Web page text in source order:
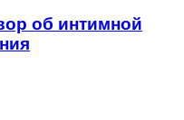
об интимной